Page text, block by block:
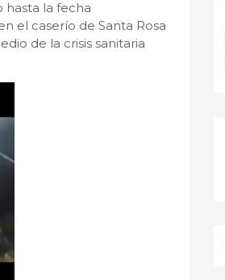
hasta la fecha
el caserío de Santa Rosa
de la crisis sanitaria